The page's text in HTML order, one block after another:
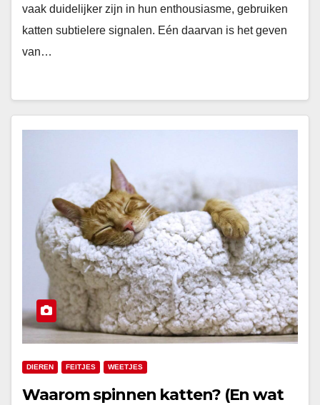
vaak duidelijker zijn in hun enthousiasme, gebruiken
katten subtielere signalen. Eén daarvan is het geven
van…
DIEREN FEITJES WEETJES
Waarom spinnen katten? (En wat